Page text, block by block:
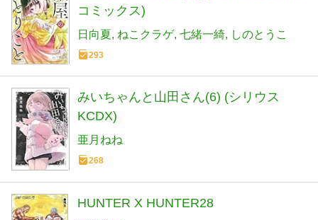
コミックス)
日向夏 ねこクラゲ 七緒一綺 しのとうこ
293
みいちゃんと山田さん(6) (シリウス
KCDX)
亜月ねね
268
HUNTER X HUNTER28